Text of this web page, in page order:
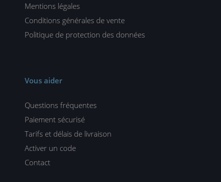
Mentions légales
Conditions générales de vente
Politique de protection des données
Vous aider
Questions fréquentes
Paiement sécurisé
Tarifs et délais de livraison
Activer un code
Contact